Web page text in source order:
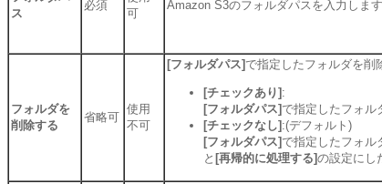
ス
必須
可
Amazon S3のフォルダパスを入力します
フォルダを
削除する
省略可
使用
不可
[フォルダパス] で指定したフォルダを削
[チェックあり] :
[フォルダパス] で指定したフォル
[チェックなし] :(デフォルト)
[フォルダパス] で指定したフォル
と [再帰的に処理する]の設定にし